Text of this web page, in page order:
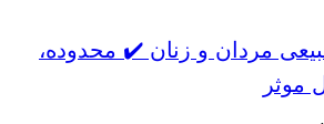
مردان و زنان ✔️ محدوده،
موثر